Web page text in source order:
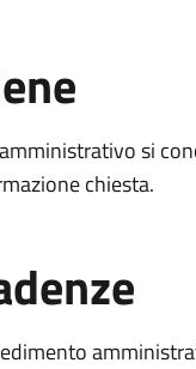
si
chiesta.